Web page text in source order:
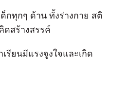
กทุกๆ ด้าน ทั้งร่างกาย สติ
สร้างสรรค์
รียนมีแรงจูงใจและเกิด